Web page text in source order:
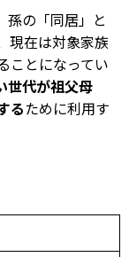
の「同居」と
現在は対象家族
ことになってい
世代が祖父母
るために利用す